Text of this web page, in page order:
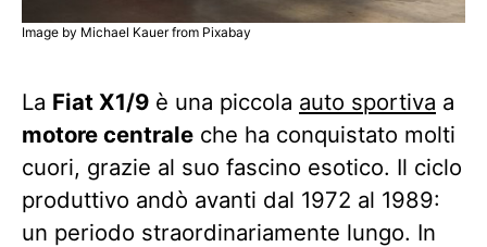
Image by Michael Kauer from Pixabay
La Fiat X1/9 è una piccola auto sportiva a
motore centrale che ha conquistato molti
cuori, grazie al suo fascino esotico. Il ciclo
produttivo andò avanti dal 1972 al 1989:
un periodo straordinariamente lungo. In